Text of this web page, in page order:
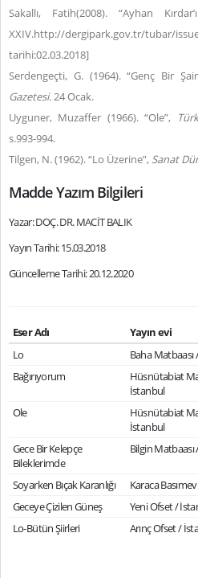
Sakallı, Fatih(2008). “Ayhan
XXIV.http://dergipark.gov.tr/
tarihi:02.03.2018]
Serdengeçti, G. (1964). “Genç Bir
Gazetesi.24 Ocak.
Uyguner, Muzaffer (1966). “Ole”,
s.993-994.
Tilgen, N. (1962). “Lo Üzerine”, Sanat
Madde Yazım Bilgileri
Yazar: DOÇ. DR. MACİT BALIK
Yayın Tarihi: 15.03.2018
Güncelleme Tarihi: 20.12.2020
Eser Adı Yayın evi
Lo
Baha
Bağırıyorum
Hüsnütabiat
İstanbul
Ole
Hüsnütabiat
İstanbul
Gece Bir Kelepçe
Bileklerimde
Bilgin
Soyarken Bıçak Karanlığı Karaca
Geceye Çizilen Güneş
Yeni Ofset /
Lo-Bütün Şiirleri
Arınç Ofset /